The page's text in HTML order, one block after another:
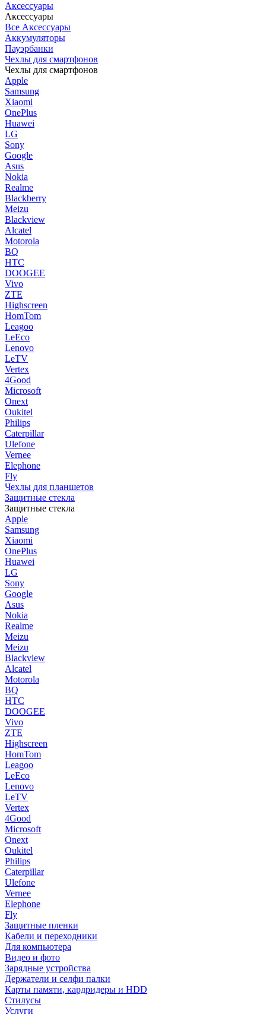
Аксессуары
Аксессуары
Все Аксессуары
Аккумуляторы
Пауэрбанки
Чехлы для смартфонов
Чехлы для смартфонов
Apple
Samsung
Xiaomi
OnePlus
Huawei
LG
Sony
Google
Asus
Nokia
Realme
Blackberry
Meizu
Blackview
Alcatel
Motorola
BQ
HTC
DOOGEE
Vivo
ZTE
Highscreen
HomTom
Leagoo
LeEco
Lenovo
LeTV
Vertex
4Good
Microsoft
Onext
Oukitel
Philips
Caterpillar
Ulefone
Vernee
Elephone
Fly
Чехлы для планшетов
Защитные стекла
Защитные стекла
Apple
Samsung
Xiaomi
OnePlus
Huawei
LG
Sony
Google
Asus
Nokia
Realme
Meizu
Meizu
Blackview
Alcatel
Motorola
BQ
HTC
DOOGEE
Vivo
ZTE
Highscreen
HomTom
Leagoo
LeEco
Lenovo
LeTV
Vertex
4Good
Microsoft
Onext
Oukitel
Philips
Caterpillar
Ulefone
Vernee
Elephone
Fly
Защитные пленки
Кабели и переходники
Для компьютера
Видео и фото
Зарядные устройства
Держатели и селфи палки
Карты памяти, кардридеры и HDD
Стилусы
Услуги